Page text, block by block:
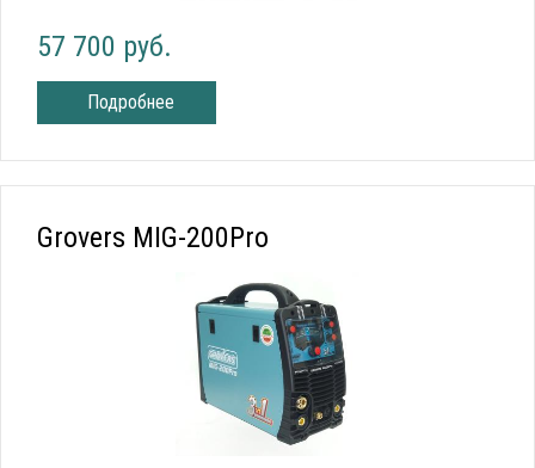
57 700 руб.
Подробнее
Grovers MIG-200Pro